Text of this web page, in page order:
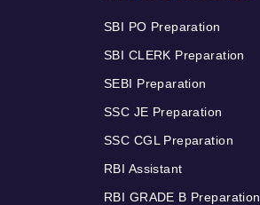
SBI PO Preparation
SBI CLERK Preparation
SEBI Preparation
SSC JE Preparation
SSC CGL Preparation
RBI Assistant
RBI GRADE B Preparation